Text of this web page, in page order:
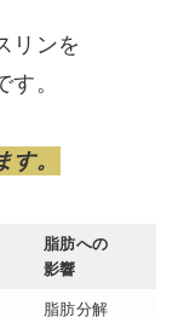
リンを
。
。
脂肪への
影響
脂肪分解